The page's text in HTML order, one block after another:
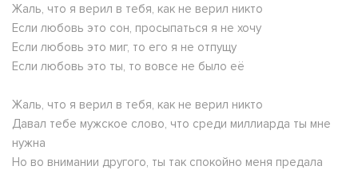
Жаль, что я верил в тебя, как не верил никто
Если любовь это сон, просыпаться я не хочу
Если любовь это миг, то его я не отпущу
Если любовь это ты, то вовсе не было её
Жаль, что я верил в тебя, как не верил никто
Давал тебе мужское слово, что среди миллиарда ты мне
нужна
Но во внимании другого, ты так спокойно меня предала